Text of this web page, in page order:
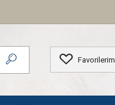
Favorilerim